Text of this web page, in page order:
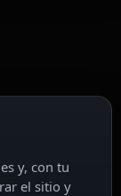
y, con tu
el sitio y